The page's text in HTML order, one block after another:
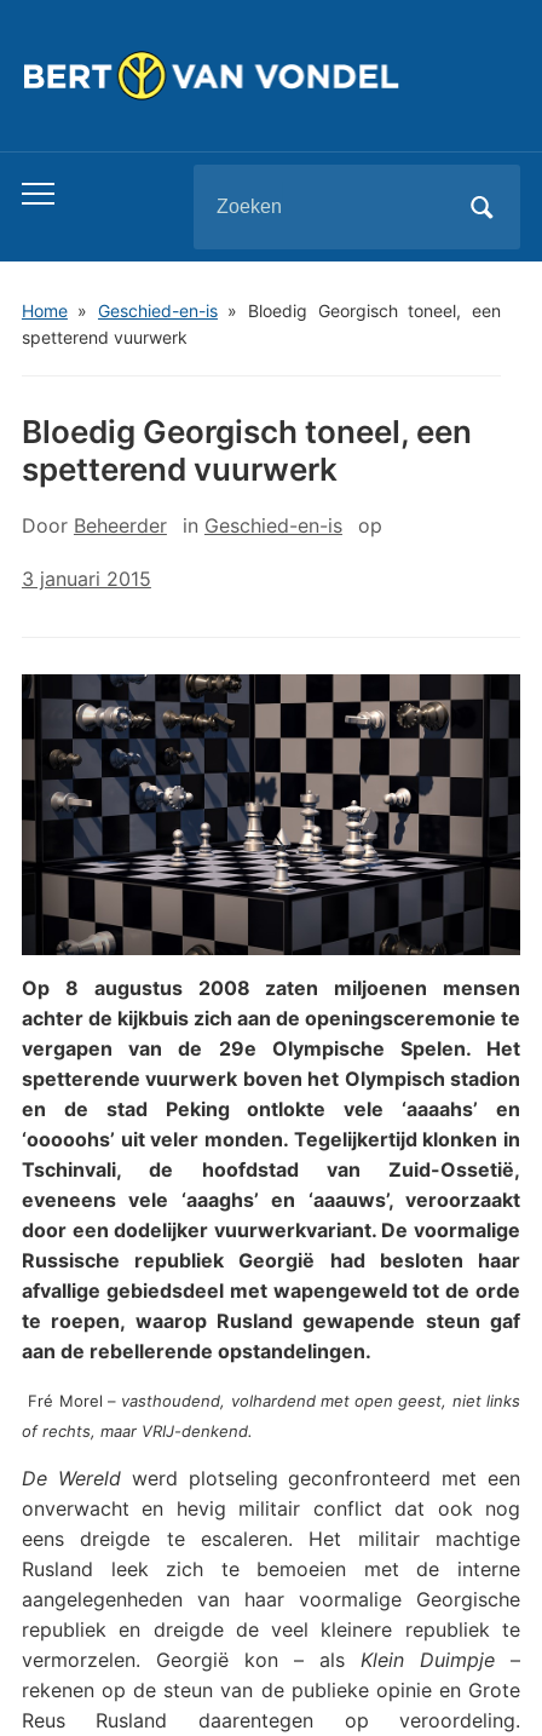
Toggle
menu
naar:
Home» Geschied-en-is» Bloedig Georgisch toneel, een
spetterend vuurwerk
Bloedig Georgisch toneel, een
spetterend vuurwerk
Door Beheerder in Geschied-en-is op
3 januari 2015
Op 8 augustus 2008 zaten miljoenen mensen
achter de kijkbuis zich aan de openingsceremonie te
vergapen van de 29e Olympische Spelen. Het
spetterende vuurwerk boven het Olympisch stadion
en de stad Peking ontlokte vele ‘aaaahs’ en
‘ooooohs’ uit veler monden. Tegelijkertijd klonken in
Tschinvali, de hoofdstad van Zuid-Ossetië,
eveneens vele ‘aaaghs’ en ‘aaauws’, veroorzaakt
door een dodelijker vuurwerkvariant. De voormalige
Russische republiek Georgië had besloten haar
afvallige gebiedsdeel met wapengeweld tot de orde
te roepen, waarop Rusland gewapende steun gaf
aan de rebellerende opstandelingen.
Fré Morel – vasthoudend, volhardend met open geest, niet links
of rechts, maar VRIJ-denkend.
De Wereldwerd plotseling geconfronteerd met een
onverwacht en hevig militair conflict dat ook nog
eens dreigde te escaleren. Het militair machtige
Rusland leek zich te bemoeien met de interne
aangelegenheden van haar voormalige Georgische
republiek en dreigde de veel kleinere republiek te
vermorzelen. Georgië kon – als Klein Duimpje –
rekenen op de steun van de publieke opinie en Grote
Reus Rusland daarentegen op veroordeling.